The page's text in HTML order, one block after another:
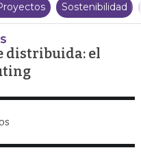
Sostenibilidad
distribuida: el